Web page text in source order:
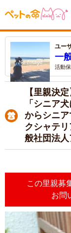
ユー
一
活動
【里親決
「シニア
からシニ
クシャテ
般社団法人
この里親募
お問